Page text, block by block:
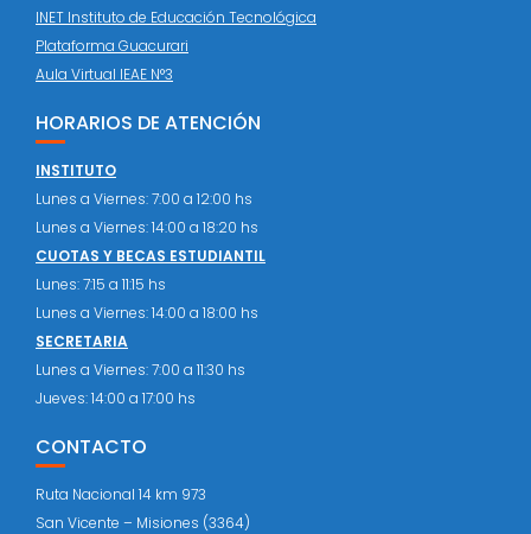
INET Instituto de Educación Tecnológica
Plataforma Guacurari
Aula Virtual IEAE N°3
HORARIOS DE ATENCIÓN
INSTITUTO
Lunes a Viernes: 7:00 a 12:00 hs
Lunes a Viernes: 14:00 a 18:20 hs
CUOTAS Y BECAS ESTUDIANTIL
Lunes: 7:15 a 11:15 hs
Lunes a Viernes: 14:00 a 18:00 hs
SECRETARIA
Lunes a Viernes: 7:00 a 11:30 hs
Jueves: 14:00 a 17:00 hs
CONTACTO
Ruta Nacional 14 km 973
San Vicente – Misiones (3364)